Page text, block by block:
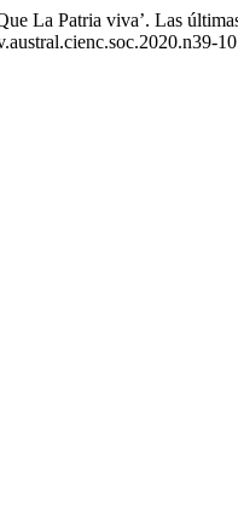
La Patria viva’. Las